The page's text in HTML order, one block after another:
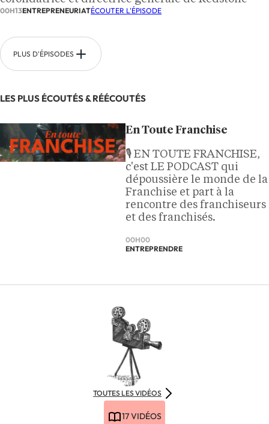
00H13ENTREPRENEURIATÉCOUTER L'ÉPISODE
PLUS D'ÉPISODES
LES PLUS ÉCOUTÉS & RÉÉCOUTÉS
En Toute Franchise
🎙️ EN TOUTE FRANCHISE,
c'est LE PODCAST qui
dépoussière le monde de la
Franchise et part à la
rencontre des franchiseurs
et des franchisés.
00H00
ENTREPRENDRE
17 VIDÉOS
TOUTES LES VIDÉOS